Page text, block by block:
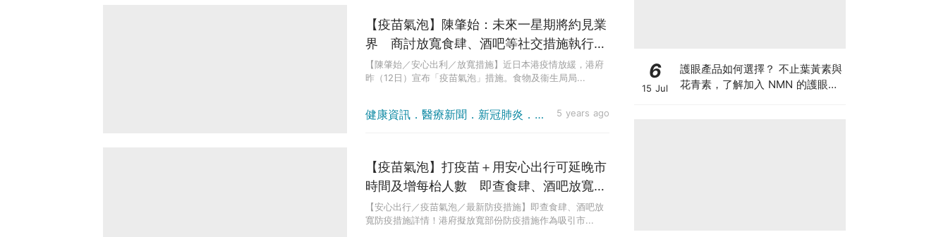
健康資訊．醫療新聞．新冠肺炎．防疫方法 5 years ago
【疫苗氣泡】陳肇始：未來一星期將約見業
界 商討放寬食肆、酒吧等社交措施執行細
節
【陳肇始／安心出利／放寬措施】近日本港疫情放緩，港府
昨（12日）宣布「疫苗氣泡」措施。食物及衞生局局...
【疫苗氣泡】打疫苗＋用安心出行可延晚市
時間及增每枱人數 即查食肆、酒吧放寬防
疫措施詳情
【安心出行／疫苗氣泡／最新防疫措施】即查食肆、酒吧放
寬防疫措施詳情！港府擬放寬部份防疫措施作為吸引市...
6
15 Jul
護眼產品如何選擇？ 不止葉黃素與
花青素，了解加入 NMN 的護眼方